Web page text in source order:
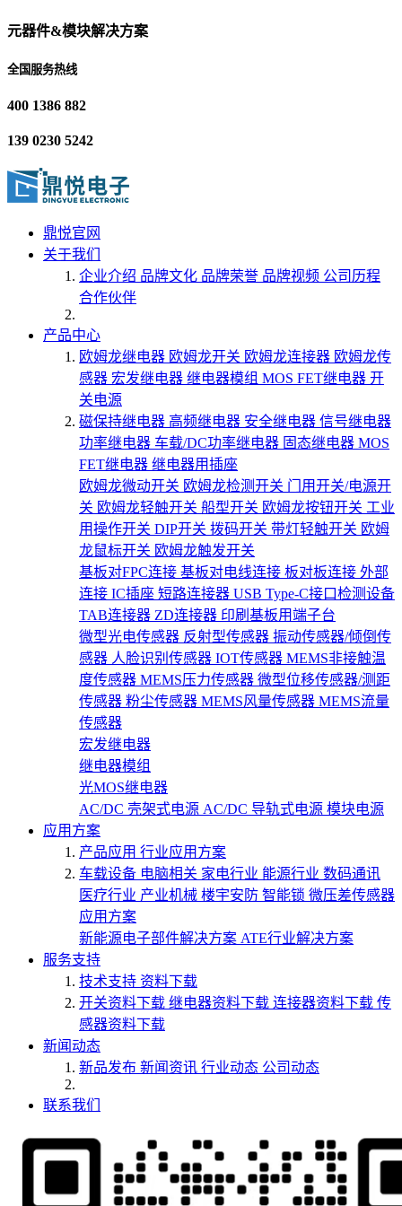
元器件&模块解决方案
全国服务热线
400 1386 882
139 0230 5242
鼎悦官网
关于我们
企业介绍 品牌文化 品牌荣誉 品牌视频 公司历程
合作伙伴
产品中心
欧姆龙继电器 欧姆龙开关 欧姆龙连接器 欧姆龙传
感器 宏发继电器 继电器模组 MOS FET继电器 开
关电源
磁保持继电器 高频继电器 安全继电器 信号继电器
功率继电器 车载/DC功率继电器 固态继电器 MOS
FET继电器 继电器用插座
欧姆龙微动开关 欧姆龙检测开关 门用开关/电源开
关 欧姆龙轻触开关 船型开关 欧姆龙按钮开关 工业
用操作开关 DIP开关 拨码开关 带灯轻触开关 欧姆
龙鼠标开关 欧姆龙触发开关
基板对FPC连接 基板对电线连接 板对板连接 外部
连接 IC插座 短路连接器 USB Type-C接口检测设备
TAB连接器 ZD连接器 印刷基板用端子台
微型光电传感器 反射型传感器 振动传感器/倾倒传
感器 人脸识别传感器 IOT传感器 MEMS非接触温
度传感器 MEMS压力传感器 微型位移传感器/测距
传感器 粉尘传感器 MEMS风量传感器 MEMS流量
传感器
宏发继电器
继电器模组
光MOS继电器
AC/DC 壳架式电源 AC/DC 导轨式电源 模块电源
应用方案
产品应用 行业应用方案
车载设备 电脑相关 家电行业 能源行业 数码通讯
医疗行业 产业机械 楼宇安防 智能锁 微压差传感器
应用方案
新能源电子部件解决方案 ATE行业解决方案
服务支持
技术支持 资料下载
开关资料下载 继电器资料下载 连接器资料下载 传
感器资料下载
新闻动态
新品发布 新闻资讯 行业动态 公司动态
联系我们